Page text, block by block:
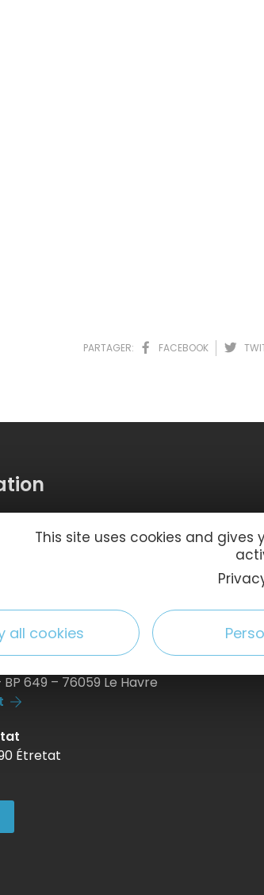
PARTAGER: FACEBOOK
649 – 76059 Le Havre
Étretat
This site uses cookies and
all cookies